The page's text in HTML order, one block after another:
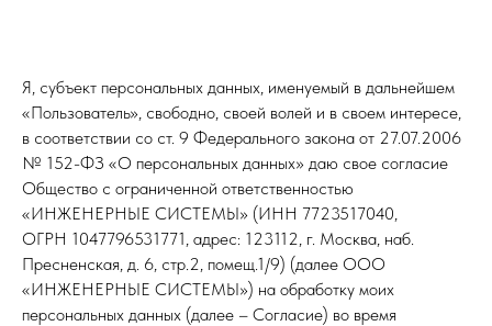
Я, субъект персональных данных, именуемый в дальнейшем
«Пользователь», свободно, своей волей и в своем интересе,
в соответствии со ст. 9 Федерального закона от 27.07.2006
№ 152-ФЗ «О персональных данных» даю свое согласие
Общество с ограниченной ответственностью
«ИНЖЕНЕРНЫЕ СИСТЕМЫ» (ИНН 7723517040,
ОГРН 1047796531771, адрес: 123112, г. Москва, наб.
Пресненская, д. 6, стр.2, помещ.1/9) (далее ООО
«ИНЖЕНЕРНЫЕ СИСТЕМЫ») на обработку моих
персональных данных (далее – Согласие) во время